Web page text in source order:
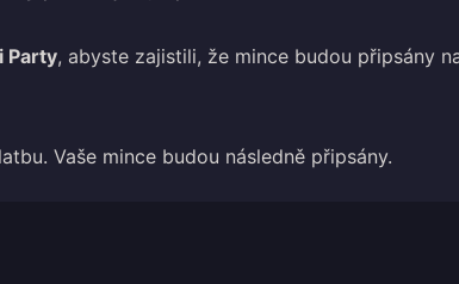
Party, abyste zajistili, že mince budou připsány
Vaše mince budou následně připsány.